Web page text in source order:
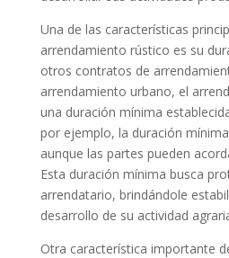
Una de las características
arrendamiento rústico es su
otros contratos de
arrendamiento urbano, el
una duración mínima
por ejemplo, la duración
aunque las partes pueden
Esta duración mínima busca
arrendatario, brindándole
desarrollo de su actividad
Otra característica importante